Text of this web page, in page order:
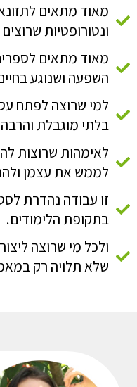
מאוד מתאים
ונטורופטיות
מאוד מתאים
השפעה ושנוגע
למי שרוצה לפתח
בלתי מוגבלת
לאימהות שרוצות
לממש את עצמן
זו עבודה נהדרת
בתקופת הלימודים.
ולכל מי שרוצה
שלא תלויה רק